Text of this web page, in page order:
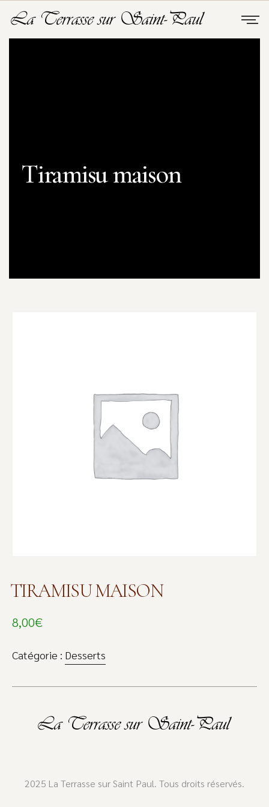
Tiramisu maison
TIRAMISU MAISON
8,00€
Catégorie : Desserts
2025 La Terrasse sur Saint Paul. Tous droits réservés.